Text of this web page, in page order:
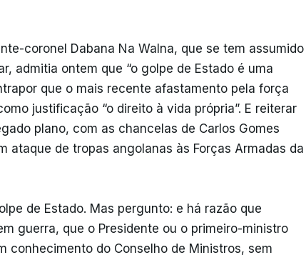
coronel Dabana Na Walna, que se tem assumido
admitia ontem que “o golpe de Estado é uma
que o mais recente afastamento pela força
justificação “o direito à vida própria”. E reiterar
plano, com as chancelas de Carlos Gomes
ataque de tropas angolanas às Forças Armadas da
de Estado. Mas pergunto: e há razão que
guerra, que o Presidente ou o primeiro-ministro
conhecimento do Conselho de Ministros, sem